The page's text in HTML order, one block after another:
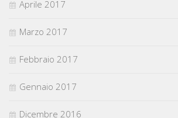
Aprile 2017
Marzo 2017
Febbraio 2017
Gennaio 2017
Dicembre 2016